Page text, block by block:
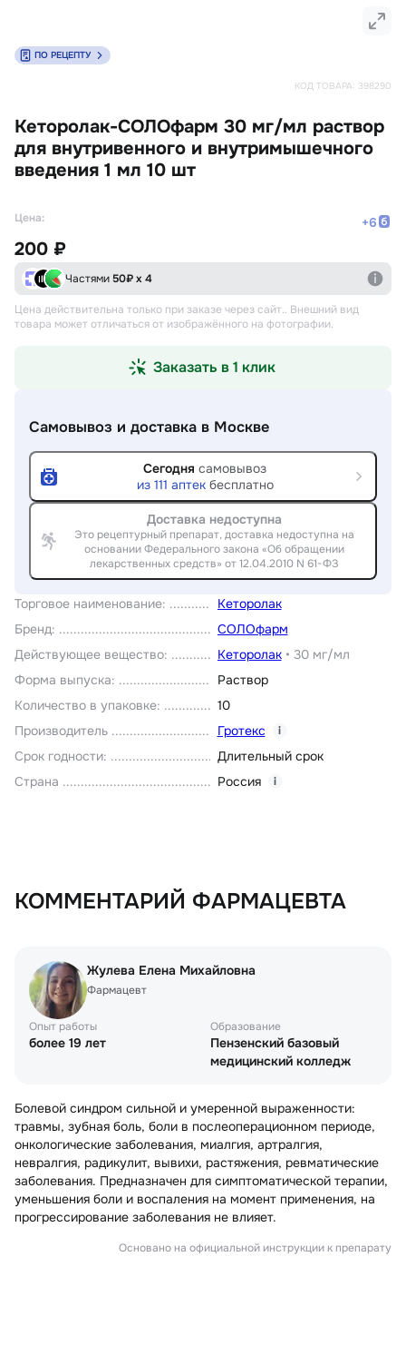
КОД ТОВАРА: 398290
Кеторолак-СОЛОфарм 30 мг/мл раствор
для внутривенного и внутримышечного
введения 1 мл 10 шт
ПО РЕЦЕПТУ
Торговое наименование:
Кеторолак
Бренд:
СОЛОфарм
Действующее вещество: Кеторолак• 30 мг/мл
Форма выпуска:
Раствор
Количество в упаковке:
10
Производитель
Гротекс i
Срок годности:
Длительный срок
Страна
Россия i
Цена: +6
200 ₽
Частями 50₽ х 4
Цена действительна только при заказе через сайт.. Внешний вид
товара может отличаться от изображённого на фотографии.
Заказать в 1 клик
Самовывоз и доставка в Москве
Сегодня самовывоз
из 111 аптекбесплатно
Доставка недоступна
Это рецептурный препарат, доставка недоступна на
основании Федерального закона «Об обращении
лекарственных средств» от 12.04.2010 N 61-ФЗ
КОММЕНТАРИЙ ФАРМАЦЕВТА
Жулева Елена Михайловна
Фармацевт
Опыт работы
более 19 лет
Образование
Пензенский базовый
медицинский колледж
Болевой синдром сильной и умеренной выраженности:
травмы, зубная боль, боли в послеоперационном периоде,
онкологические заболевания, миалгия, артралгия,
невралгия, радикулит, вывихи, растяжения, ревматические
заболевания. Предназначен для симптоматической терапии,
уменьшения боли и воспаления на момент применения, на
прогрессирование заболевания не влияет.
Основано на официальной инструкции к препарату